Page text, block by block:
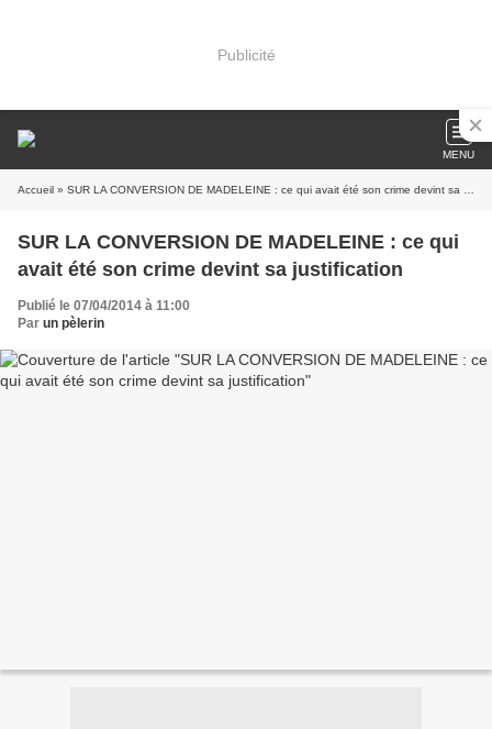
Publicité
MENU
Accueil » SUR LA CONVERSION DE MADELEINE : ce qui avait été son crime devint sa justification
SUR LA CONVERSION DE MADELEINE : ce qui
avait été son crime devint sa justification
Publié le 07/04/2014 à 11:00
Par un pèlerin